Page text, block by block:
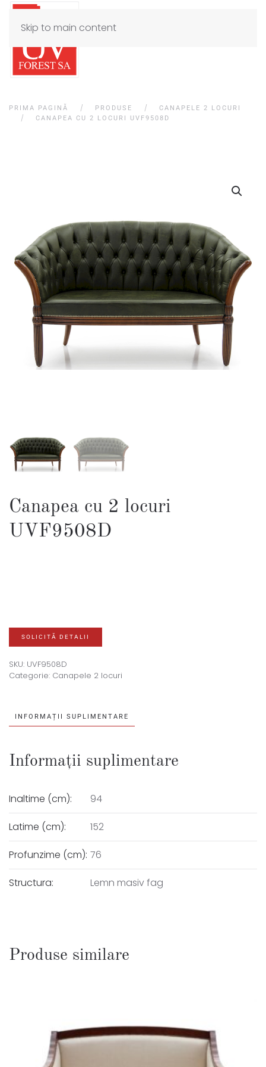
Skip to main content
PRIMA PAGINĂ PRODUSE
CANAPELE 2 LOCURI
CANAPEA CU 2 LOCURI UVF9508D
Canapea cu 2 locuri
UVF9508D
SOLICITĂ DETALII
SKU: UVF9508D
Categorie: Canapele 2 locuri
INFORMAȚII SUPLIMENTARE
Informații suplimentare
Inaltime (cm): 94
Latime (cm): 152
Profunzime (cm): 76
Structura: Lemn masiv fag
Produse similare